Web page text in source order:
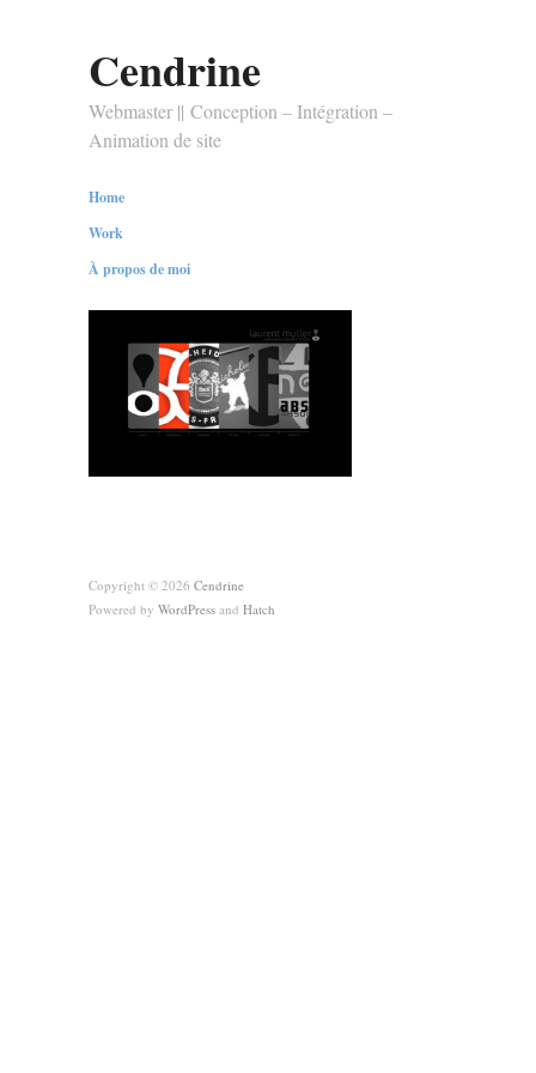
Cendrine
Webmaster || Conception – Intégration –
Animation de site
Home
Work
À propos de moi
Copyright © 2026 Cendrine
Powered by WordPress and Hatch